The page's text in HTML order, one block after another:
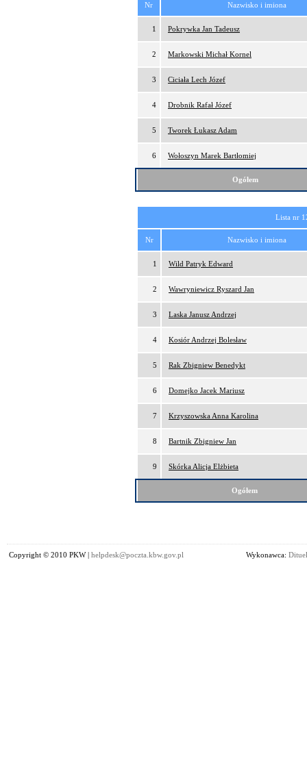
Nr Nazwisko i imiona
1 Pokrywka Jan Tadeusz
2 Markowski Michał Kornel
3 Ciciała Lech Józef
4 Drobnik Rafał Józef
5 Tworek Łukasz Adam
6 Wołoszyn Marek Bartłomiej
Ogółem
Lista nr
Nr Nazwisko i imiona
1 Wild Patryk Edward
2 Wawryniewicz Ryszard Jan
3 Laska Janusz Andrzej
4 Kosiór Andrzej Bolesław
5 Rak Zbigniew Benedykt
6 Domejko Jacek Mariusz
7 Krzyszowska Anna Karolina
8 Bartnik Zbigniew Jan
9 Skórka Alicja Elżbieta
Ogółem
Copyright © 2010 PKW | helpdesk@poczta.kbw.gov.pl Wykonawca: